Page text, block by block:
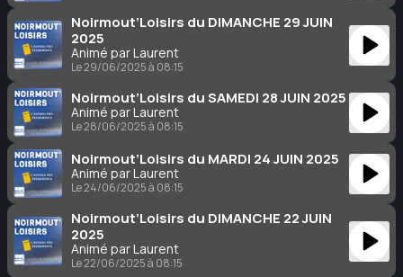
Noirmout’Loisirs du DIMANCHE 29 JUIN
2025
Animé par Laurent
Le 29/06/2025 à 08:15
Noirmout’Loisirs du SAMEDI 28 JUIN 2025
Animé par Laurent
Le 28/06/2025 à 08:15
Noirmout’Loisirs du MARDI 24 JUIN 2025
Animé par Laurent
Le 24/06/2025 à 08:15
Noirmout’Loisirs du DIMANCHE 22 JUIN
2025
Animé par Laurent
Le 22/06/2025 à 08:15